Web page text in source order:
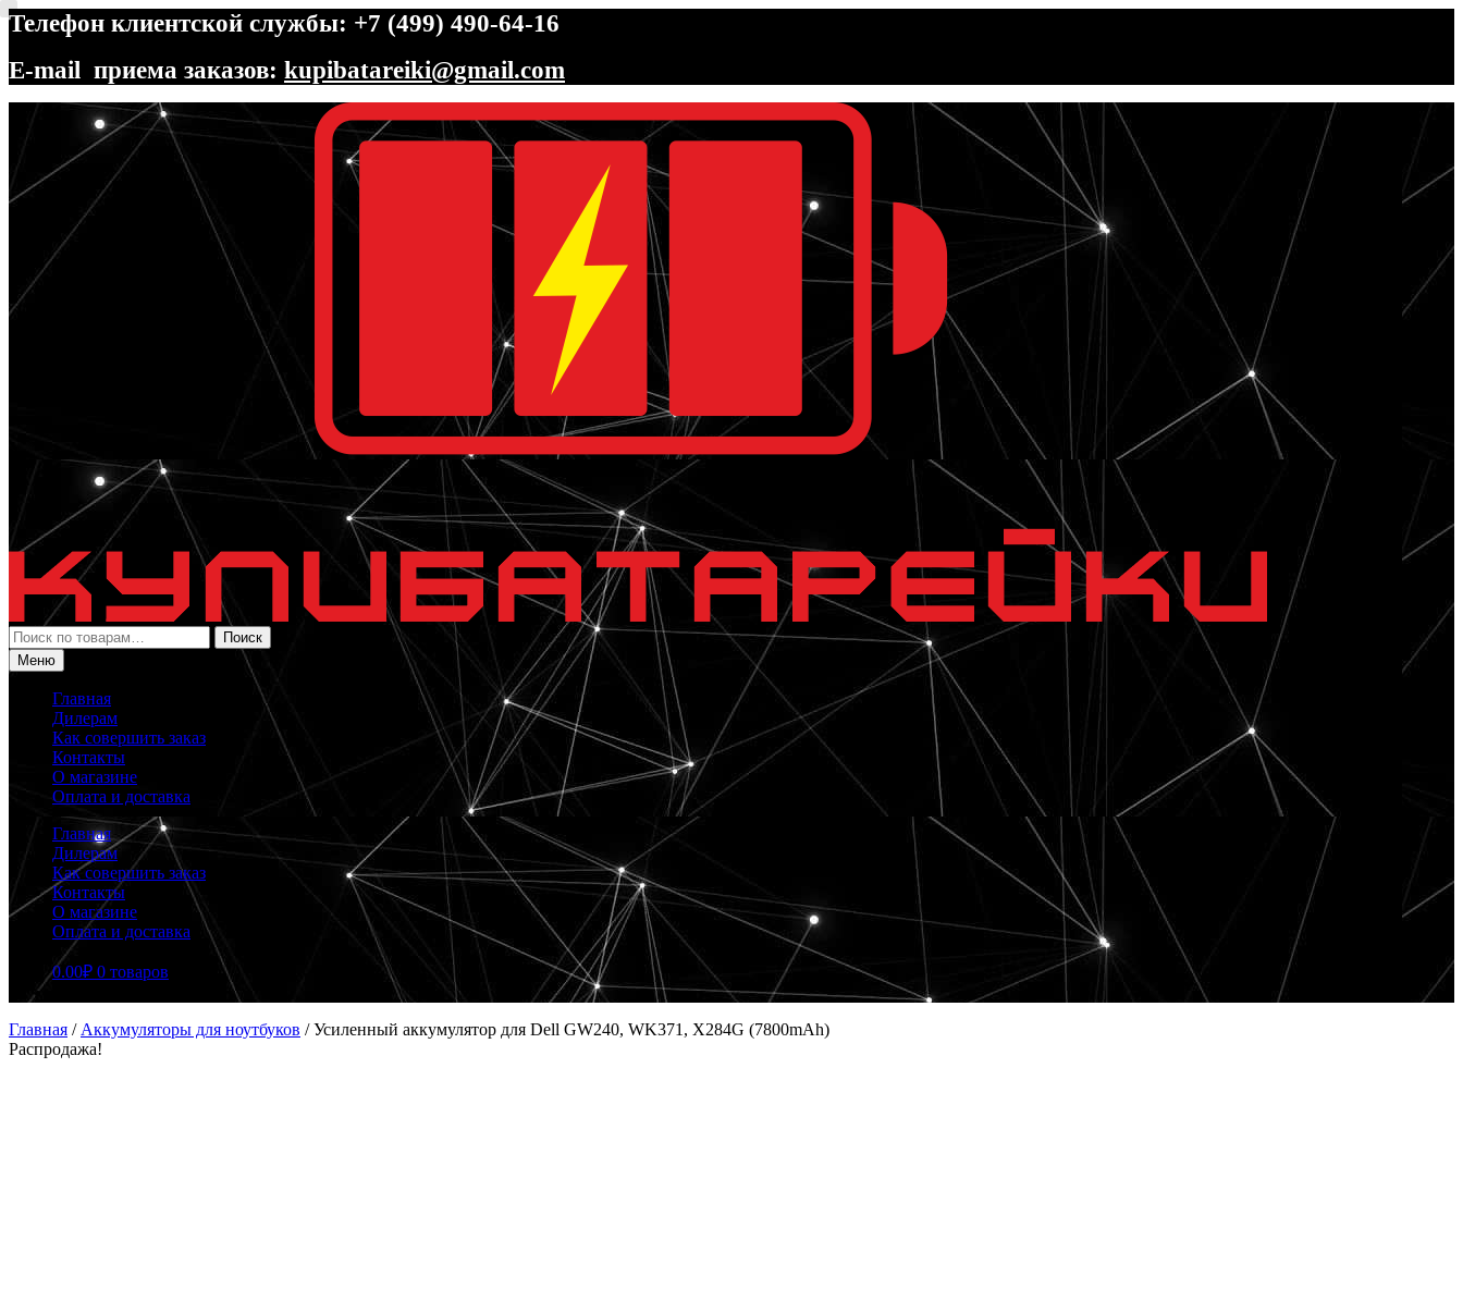
Телефон клиентской службы: +7 (499) 490-64-16
E-mail приема заказов: kupibatareiki@gmail.com
Перейти
навигации
Перейти
содержимому
Искать:
Поиск
Меню
Главная
Дилерам
Как совершить заказ
Контакты
О магазине
Оплата и доставка
Главная
Дилерам
Как совершить заказ
Контакты
О магазине
Оплата и доставка
0.00₽ 0 товаров
Главная / Аккумуляторы для ноутбуков /Усиленный аккумулятор для Dell GW240, WK371, X284G (7800mAh)
Распродажа!